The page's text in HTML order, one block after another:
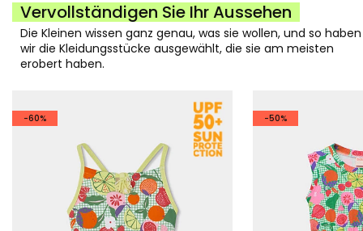
Vervollständigen Sie Ihr Aussehen
Die Kleinen wissen ganz genau, was sie wollen, und so haben
wir die Kleidungsstücke ausgewählt, die sie am meisten
erobert haben.
-60% -50%